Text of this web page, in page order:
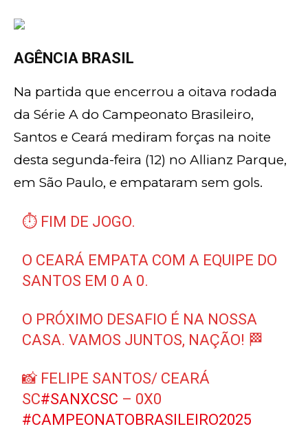
AGÊNCIA BRASIL
Na partida que encerrou a oitava rodada
da Série A do Campeonato Brasileiro,
Santos e Ceará mediram forças na noite
desta segunda-feira (12) no Allianz Parque,
em São Paulo, e empataram sem gols.
⏱ FIM DE JOGO.
O CEARÁ EMPATA COM A EQUIPE DO
SANTOS EM 0 A 0.
O PRÓXIMO DESAFIO É NA NOSSA
CASA. VAMOS JUNTOS, NAÇÃO! 🏁
📸 FELIPE SANTOS/ CEARÁ
SC#SANXCSC – 0X0
#CAMPEONATOBRASILEIRO2025